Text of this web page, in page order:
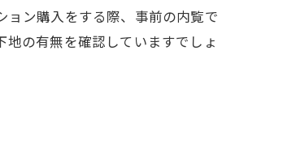
ン購入をする際、事前の内覧で
の有無を確認していますでしょ